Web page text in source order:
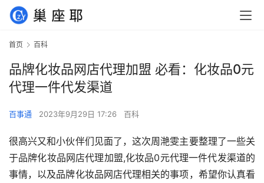
首页 百科
品牌化妆品网店代理加盟 必看：化妆品0元
代理一件代发渠道
百事通 2023年9月29日 17:26 百科
很高兴又和小伙伴们见面了，这次周滟雯主要整理了一些关
于品牌化妆品网店代理加盟,化妆品0元代理一件代发渠道的
事情，以及品牌化妆品网店代理相关的事项，希望你认真看